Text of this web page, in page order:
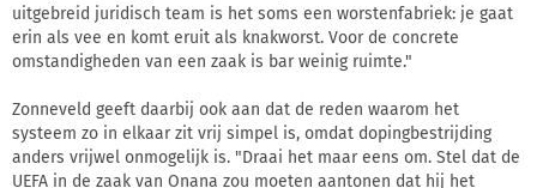
uitgebreid juridisch team is het soms een worstenfabriek: je gaat
erin als vee en komt eruit als knakworst. Voor de concrete
omstandigheden van een zaak is bar weinig ruimte."
Zonneveld geeft daarbij ook aan dat de reden waarom het
systeem zo in elkaar zit vrij simpel is, omdat dopingbestrijding
anders vrijwel onmogelijk is. "Draai het maar eens om. Stel dat de
UEFA in de zaak van Onana zou moeten aantonen dat hij het